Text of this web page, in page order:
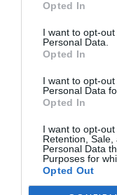
Opted In
I want to opt-
Personal Data.
Opted In
I want to opt-
Personal Data
Opted In
I want to opt-out
Retention,
Personal Data
Purposes for
Opted Out
A organização
científica para a
os melhores serão
As inscrições já se
efetuadas através
ÚLTIMA HORA: